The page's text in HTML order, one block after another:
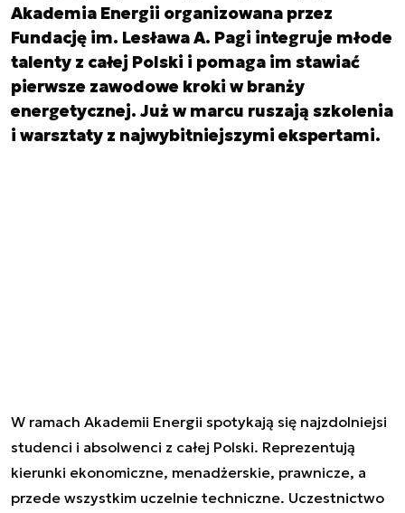
Akademia Energii organizowana przez
Fundację im. Lesława A. Pagi integruje młode
talenty z całej Polski i pomaga im stawiać
pierwsze zawodowe kroki w branży
energetycznej. Już w marcu ruszają szkolenia
i warsztaty z najwybitniejszymi ekspertami.
W ramach Akademii Energii spotykają się najzdolniejsi
studenci i absolwenci z całej Polski. Reprezentują
kierunki ekonomiczne, menadżerskie, prawnicze, a
przede wszystkim uczelnie techniczne. Uczestnictwo